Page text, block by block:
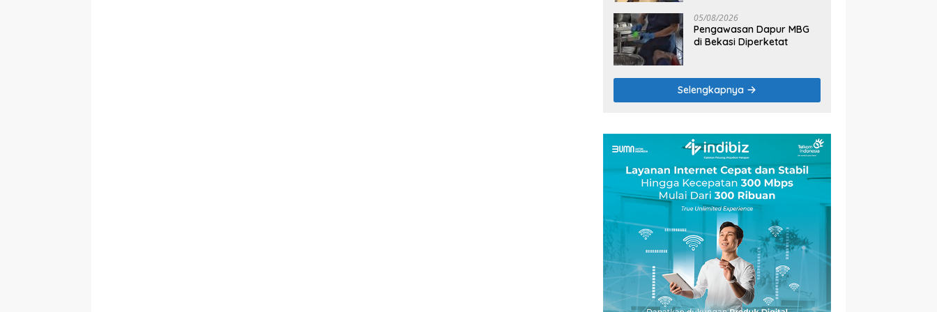
05/08/2026
Pengawasan Dapur MBG
di Bekasi Diperketat
Selengkapnya